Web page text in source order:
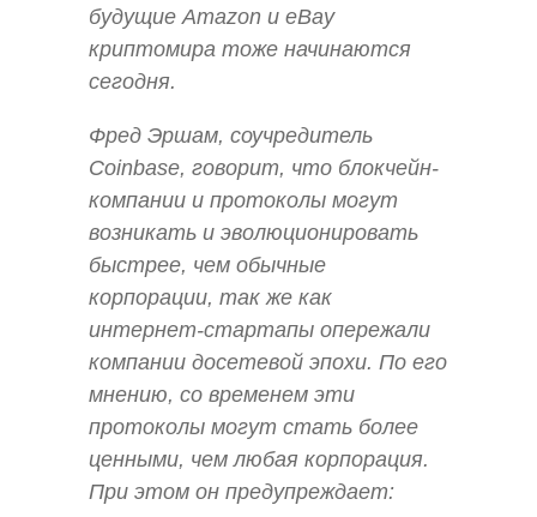
будущие Amazon и eBay
криптомира тоже начинаются
сегодня.
Фред Эршам, соучредитель
Coinbase, говорит, что блокчейн-
компании и протоколы могут
возникать и эволюционировать
быстрее, чем обычные
корпорации, так же как
интернет-стартапы опережали
компании досетевой эпохи. По его
мнению, со временем эти
протоколы могут стать более
ценными, чем любая корпорация.
При этом он предупреждает: